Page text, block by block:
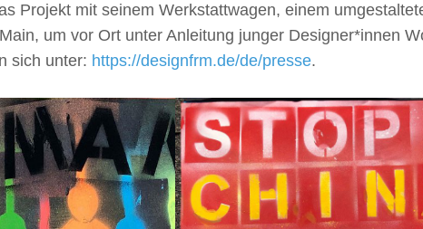
Projekt mit seinem Werkstattwagen, einem
um vor Ort unter Anleitung junger Designer*innen
sich unter: https://designfrm.de/de/presse.